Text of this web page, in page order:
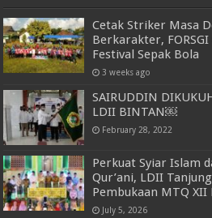
Cetak Striker Masa
Berkarakter,
Festival Sepak Bola
3 weeks ago
SAIRUDDIN
LDII BINTAN￼
February 28, 2022
Perkuat Syiar Islam
Qur’ani, LDII
Pembukaan MTQ XII
July 5, 2026